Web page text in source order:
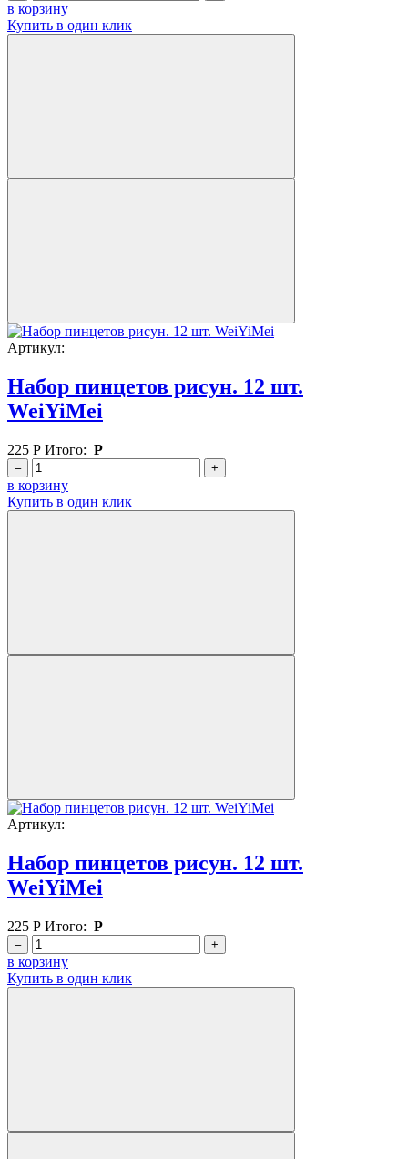
в корзину
Купить в один клик
Артикул:
Набор пинцетов рисун. 12 шт.
WeiYiMei
225 Р Итого: Р
– +
в корзину
Купить в один клик
Артикул:
Набор пинцетов рисун. 12 шт.
WeiYiMei
225 Р Итого: Р
– +
в корзину
Купить в один клик